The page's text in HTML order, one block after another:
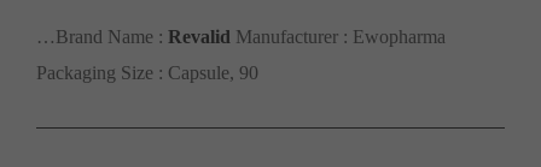
…Brand Name : Revalid Manufacturer : Ewopharma
Packaging Size : Capsule, 90